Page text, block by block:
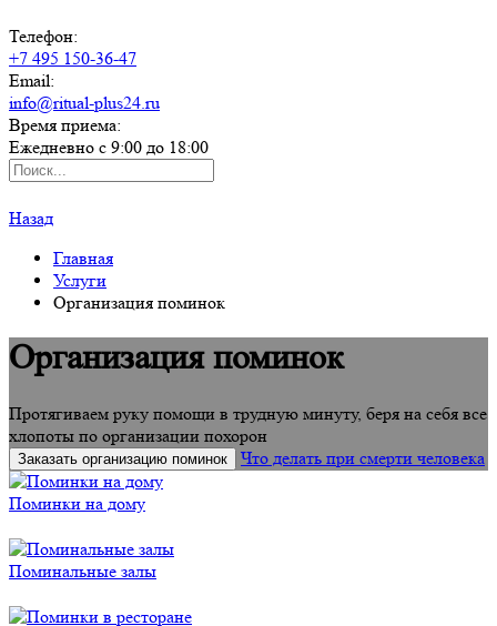
Телефон:
+7 495 150-36-47
Email:
info@ritual-plus24.ru
Время приема:
Ежедневно с 9:00 до 18:00
Назад
Главная
Услуги
Организация поминок
Организация поминок
Протягиваем руку помощи в трудную минуту, беря на себя все
хлопоты по организации похорон
Заказать организацию поминок Что делать при смерти человека
Поминки на дому
Поминальные залы